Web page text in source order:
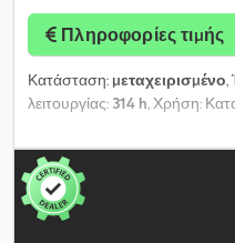
Πληροφορίες τιμής
Κατάσταση: μεταχειρισμένο,
λειτουργίας: 314 h, Χρήση:
Μάρκα κινητήρα: Kubota D905
φορτωτικού χώρου: 153 x 107
συμπιεστές Dkedpfjytt Exox
Επικοινωνήστε με το Τμήμα
πληροφορίες.